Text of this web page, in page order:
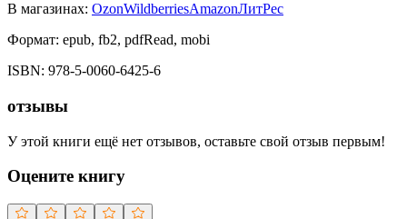
В магазинах: OzonWildberriesAmazonЛитРес
Формат: epub, fb2, pdfRead, mobi
ISBN: 978-5-0060-6425-6
отзывы
У этой книги ещё нет отзывов, оставьте свой отзыв первым!
Оцените книгу